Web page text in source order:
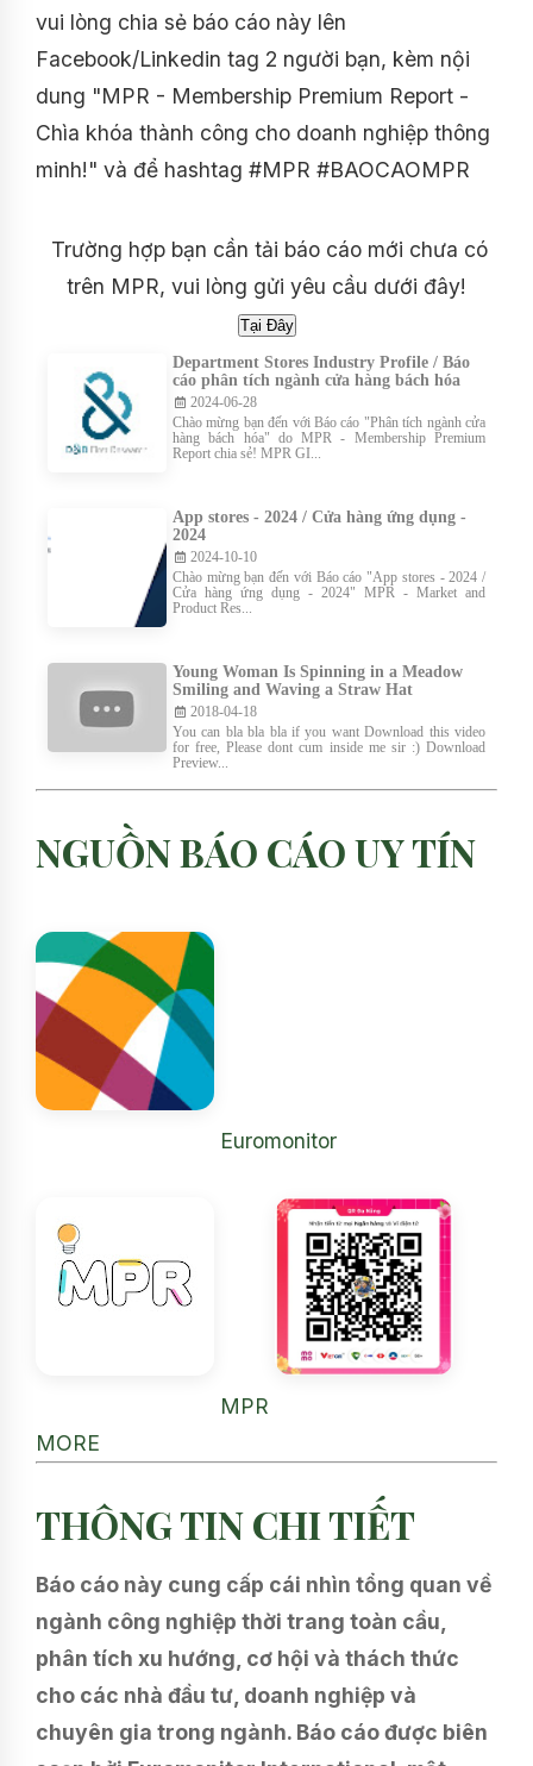
vui lòng chia sẻ báo cáo này lên
Facebook/Linkedin tag 2 người bạn, kèm nội
dung "MPR - Membership Premium Report -
Chìa khóa thành công cho doanh nghiệp thông
minh!" và để hashtag #MPR #BAOCAOMPR
Trường hợp bạn cần tải báo cáo mới chưa có
trên MPR, vui lòng gửi yêu cầu dưới đây!
Department Stores Industry Profile / Báo
cáo phân tích ngành cửa hàng bách hóa
2024-06-28
Chào mừng bạn đến với Báo cáo "Phân tích ngành cửa
hàng bách hóa" do MPR - Membership Premium
Report chia sẻ! MPR GI...
App stores - 2024 / Cửa hàng ứng dụng -
2024
2024-10-10
Chào mừng bạn đến với Báo cáo "App stores - 2024 /
Cửa hàng ứng dụng - 2024" MPR - Market and
Product Res...
Young Woman Is Spinning in a Meadow
Smiling and Waving a Straw Hat
2018-04-18
You can bla bla bla if you want Download this video
for free, Please dont cum inside me sir :) Download
Preview...
NGUỒN BÁO CÁO UY TÍN
Euromonitor
MPR
MORE
THÔNG TIN CHI TIẾT
Báo cáo này cung cấp cái nhìn tổng quan về
ngành công nghiệp thời trang toàn cầu,
phân tích xu hướng, cơ hội và thách thức
cho các nhà đầu tư, doanh nghiệp và
chuyên gia trong ngành. Báo cáo được biên